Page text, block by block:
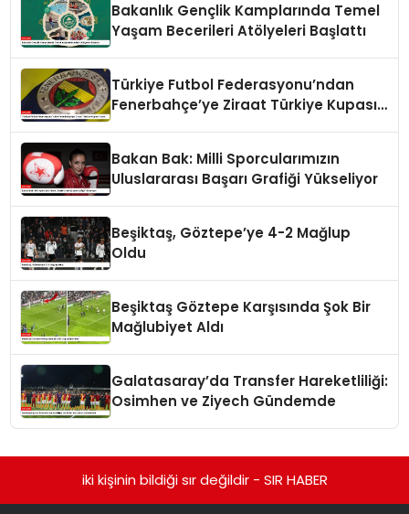
Bakanlık Gençlik Kamplarında Temel
Yaşam Becerileri Atölyeleri Başlattı
Türkiye Futbol Federasyonu’ndan
Fenerbahçe’ye Ziraat Türkiye Kupası
Bakan Bak: Milli Sporcularımızın
Uluslararası Başarı Grafiği Yükseliyor
Beşiktaş, Göztepe’ye 4-2 Mağlup
Oldu
Beşiktaş Göztepe Karşısında Şok Bir
Mağlubiyet Aldı
Galatasaray’da Transfer Hareketliliği:
Osimhen ve Ziyech Gündemde
iki kişinin bildiği sır değildir - SIR HABER